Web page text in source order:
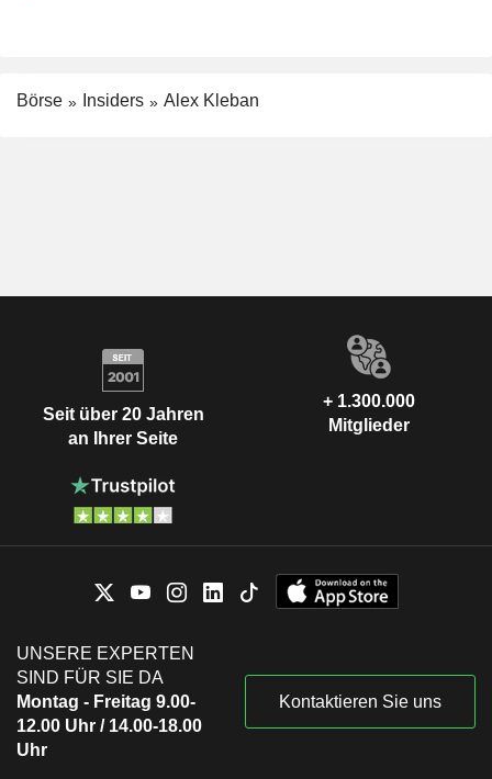
Börse Insiders Alex Kleban
Seit über 20 Jahren
an Ihrer Seite
+ 1.300.000
Mitglieder
UNSERE EXPERTEN
SIND FÜR SIE DA
Montag - Freitag 9.00-
12.00 Uhr / 14.00-18.00
Uhr
Kontaktieren Sie uns